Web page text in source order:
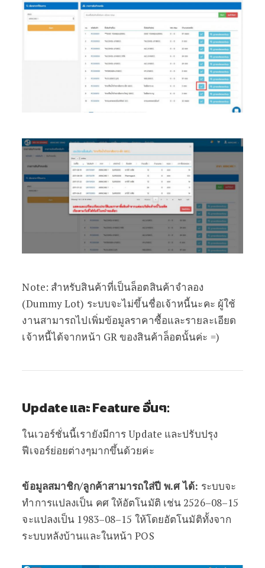
Note: สำหรับสินค้าที่เป็นล็อตสินค้าจำลอง
(Dummy Lot) ระบบจะไม่ขึ้นชื่อเจ้าหนี้นะคะ ผู้ใช้
งานสามารถไปเพิ่มข้อมูลราคาซื้อและรายละเอียด
เจ้าหนี้ได้จากหน้า GR ของสินค้าล็อตนั้นค่ะ =)
Update และ Feature อื่นๆ:
ในเวอร์ชั่นนี้เรายังมีการ Update และปรับปรุง
ฟีเจอร์ย่อยต่างๆมากขึ้นด้วยค่ะ
ข้อมูลสมาชิก/ลูกค้าสามารถใส่ปี พ.ศ ได้: ระบบจะ
ทำการแปลงเป็น คศ ให้อัตโนมัติ เช่น 2526–08–15
จะแปลงเป็น 1983–08–15 ให้โดยอัตโนมัติทั้งจาก
ระบบหลังบ้านและในหน้า POS